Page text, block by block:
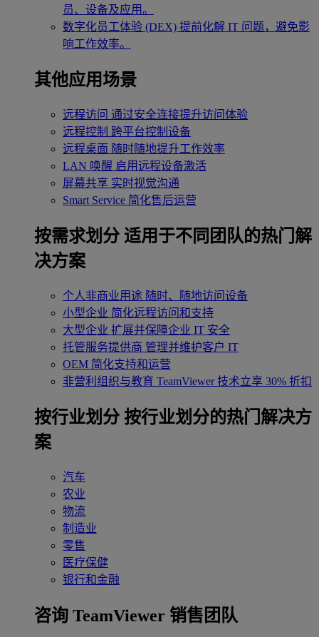
员、设备及应用。
数字化员工体验 (DEX) 提前化解 IT 问题，避免影
响工作效率。
其他应用场景
远程访问 通过安全连接提升访问体验
远程控制 跨平台控制设备
远程桌面 随时随地提升工作效率
LAN 唤醒 启用远程设备激活
屏幕共享 实时视觉沟通
Smart Service 简化售后运营
按需求划分 适用于不同团队的热门解
决方案
个人非商业用途 随时、随地访问设备
小型企业 简化远程访问和支持
大型企业 扩展并保障企业 IT 安全
托管服务提供商 管理并维护客户 IT
OEM 简化支持和运营
非营利组织与教育 TeamViewer 技术立享 30% 折扣
‌按行业划分 按行业划分的热门解决方
案
汽车
农业
物流
制造业
零售
医疗保健
银行和金融
咨询 TeamViewer 销售团队